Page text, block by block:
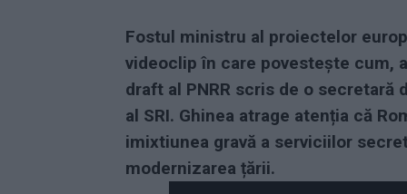
Fostul ministru al proiectelor
videoclip în care povestește cum,
draft al PNRR scris de o
al SRI. Ghinea atrage atenția că
imixtiunea gravă a serviciilor
modernizarea țării.